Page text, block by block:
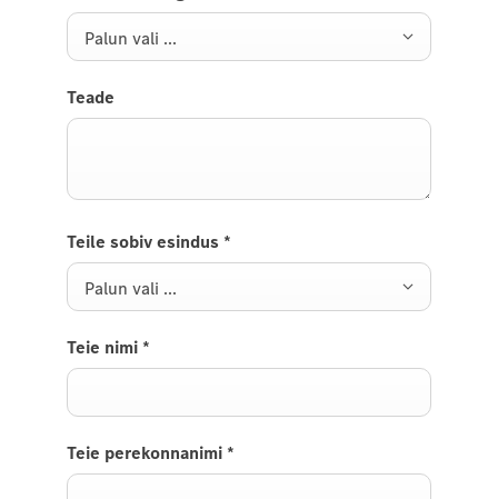
Palun vali ...
Teade
Teile sobiv esindus *
Palun vali ...
Teie nimi *
Teie perekonnanimi *